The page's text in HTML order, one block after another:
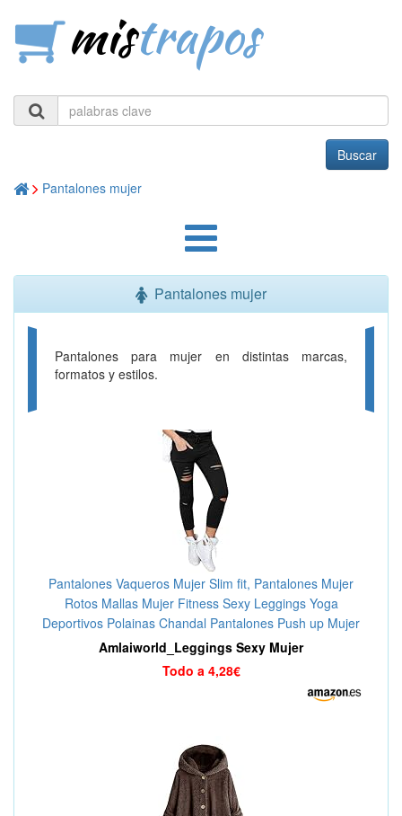
mistrapos
Buscar
Pantalones mujer
Pantalones mujer
Pantalones para mujer en distintas marcas,
formatos y estilos.
Pantalones Vaqueros Mujer Slim fit, Pantalones Mujer
Rotos Mallas Mujer Fitness Sexy Leggings Yoga
Deportivos Polainas Chandal Pantalones Push up Mujer
Deportes Skinny Pantalones Delgados
Amlaiworld_Leggings Sexy Mujer
Todo a 4,28€